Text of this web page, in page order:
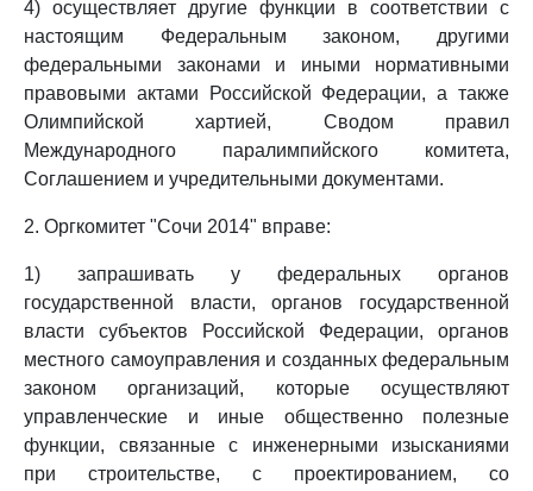
4) осуществляет другие функции в соответствии с
настоящим Федеральным законом, другими
федеральными законами и иными нормативными
правовыми актами Российской Федерации, а также
Олимпийской хартией, Сводом правил
Международного паралимпийского комитета,
Соглашением и учредительными документами.
2. Оргкомитет "Сочи 2014" вправе:
1) запрашивать у федеральных органов
государственной власти, органов государственной
власти субъектов Российской Федерации, органов
местного самоуправления и созданных федеральным
законом организаций, которые осуществляют
управленческие и иные общественно полезные
функции, связанные с инженерными изысканиями
при строительстве, с проектированием, со